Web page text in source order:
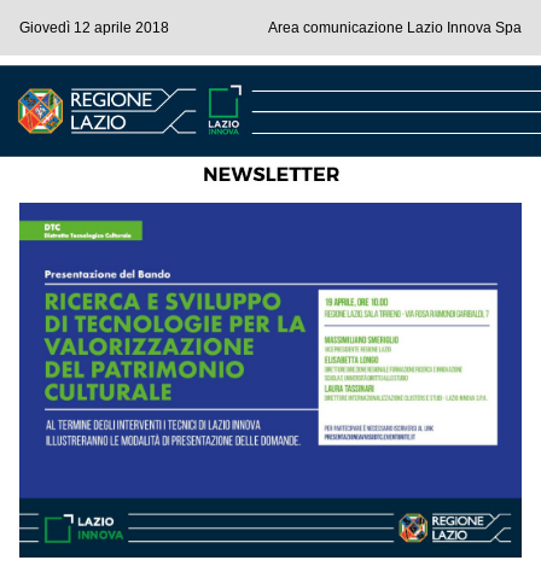
Giovedì 12 aprile 2018 Area comunicazione Lazio Innova Spa